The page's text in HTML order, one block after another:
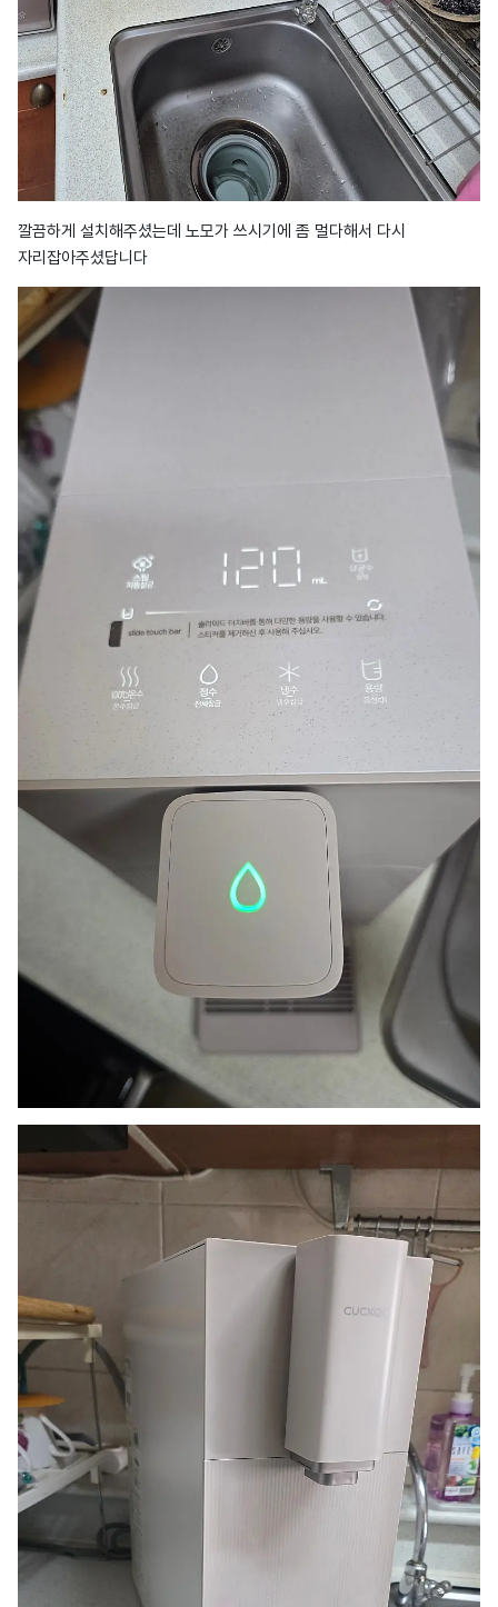
깔끔하게 설치해주셨는데 노모가 쓰시기에 좀 멀다해서 다시
자리잡아주셨답니다